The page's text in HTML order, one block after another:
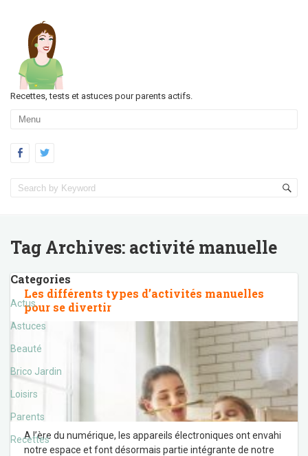
Recettes, tests et astuces pour parents actifs.
Tag Archives: activité manuelle
Categories
Actus
Astuces
Beauté
Brico Jardin
Loisirs
Parents
Recettes
Les différents types d’activités manuelles
pour se divertir
A l’ère du numérique, les appareils électroniques ont envahi
notre espace et font désormais partie intégrante de notre